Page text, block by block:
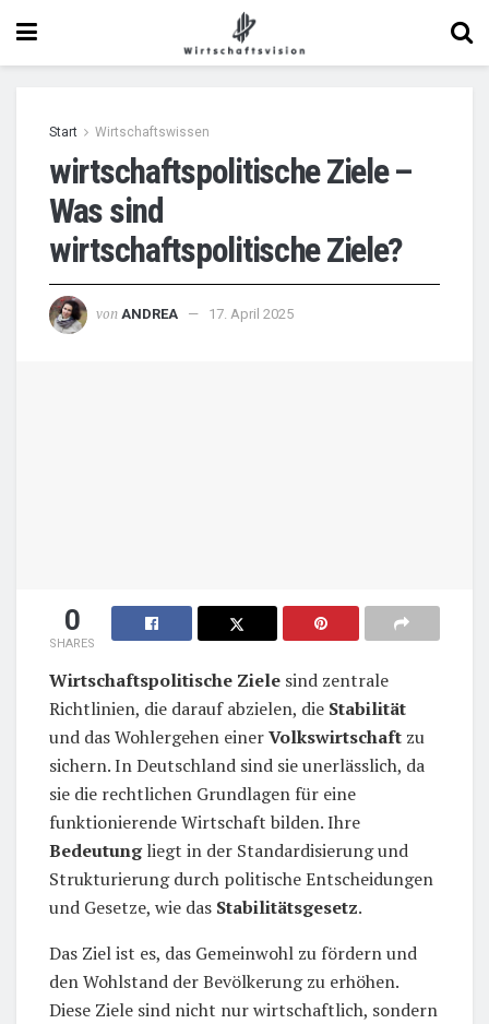
Start Wirtschaftswissen
wirtschaftspolitische Ziele –
Was sind
wirtschaftspolitische Ziele?
von ANDREA 17. April 2025
0
SHARES
Wirtschaftspolitische Ziele sind zentrale
Richtlinien, die darauf abzielen, die Stabilität
und das Wohlergehen einerVolkswirtschaft zu
sichern. In Deutschland sind sie unerlässlich, da
sie die rechtlichen Grundlagen für eine
funktionierende Wirtschaft bilden. Ihre
Bedeutungliegt in der Standardisierung und
Strukturierung durch politische Entscheidungen
und Gesetze, wie das Stabilitätsgesetz.
Das Ziel ist es, das Gemeinwohl zu fördern und
den Wohlstand der Bevölkerung zu erhöhen.
Diese Ziele sind nicht nur wirtschaftlich, sondern